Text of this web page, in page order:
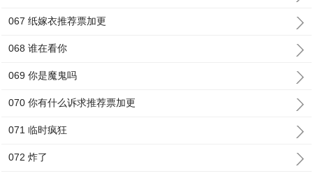
067 纸嫁衣推荐票加更
068 谁在看你
069 你是魔鬼吗
070 你有什么诉求推荐票加更
071 临时疯狂
072 炸了